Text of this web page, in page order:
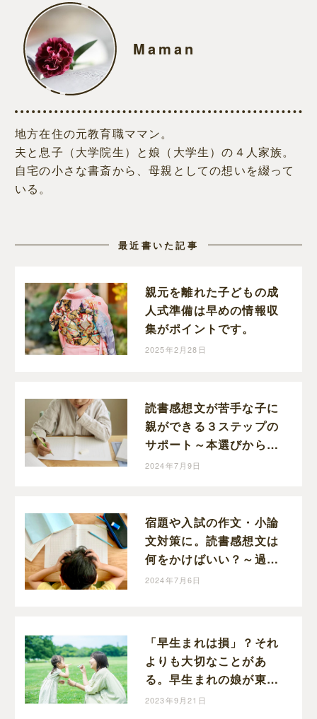
Maman
地方在住の元教育職ママン。
夫と息子（大学院生）と娘（大学生）の４人家族。
自宅の小さな書斎から、母親としての想いを綴って
いる。
最近書いた記事
親元を離れた子どもの成
人式準備は早めの情報収
集がポイントです。
2025年2月28日
読書感想文が苦手な子に
親ができる３ステップの
サポート～本選びから感
想文の準備まで親子のコ
2024年7月9日
宿題や入試の作文・小論
文対策に。読書感想文は
何をかけばいい？～過去
の自分に旅してみよう～
2024年7月6日
「早生まれは損」？それ
よりも大切なことがあ
る。早生まれの娘が東大
に合格して思うこと
2023年9月21日